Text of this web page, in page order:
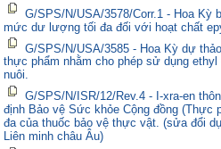
G/SPS/N/USA/3578/Corr.1 - Hoa Kỳ
mức dư lượng tối đa đối với hoạt chất
G/SPS/N/USA/3585 - Hoa Kỳ dự
thực phẩm nhằm cho phép sử dụng
nuôi.
G/SPS/N/ISR/12/Rev.4 - I-xra-en
định Bảo vệ Sức khỏe Cộng đồng
đa của thuốc bảo vệ thực vật. (sửa đổi
Liên minh châu Âu)